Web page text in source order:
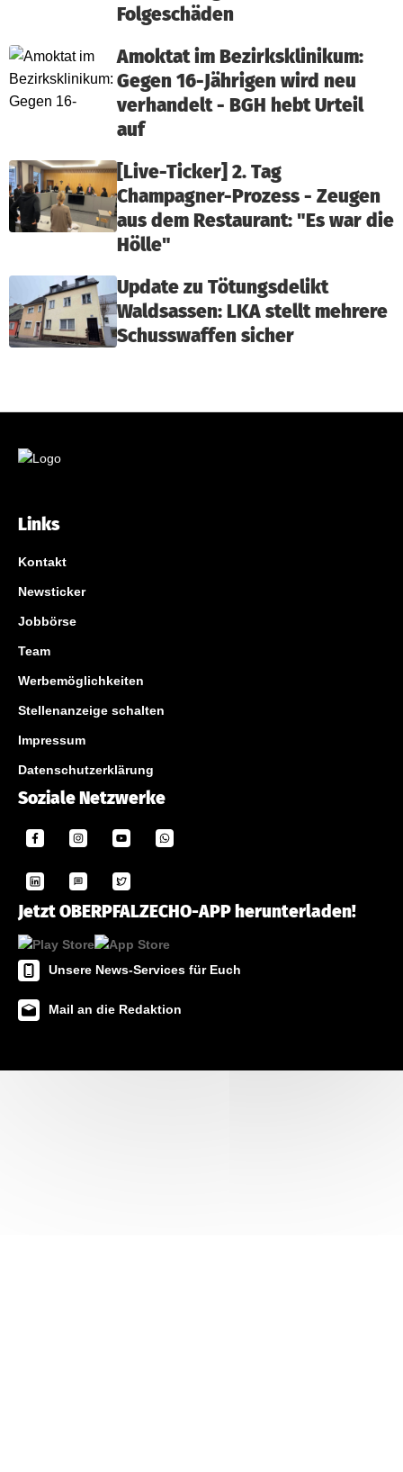
Folgeschäden
Amoktat im Bezirksklinikum:
Gegen 16-Jährigen wird neu
verhandelt - BGH hebt Urteil
auf
[Live-Ticker] 2. Tag
Champagner-Prozess - Zeugen
aus dem Restaurant: "Es war die
Hölle"
Update zu Tötungsdelikt
Waldsassen: LKA stellt mehrere
Schusswaffen sicher
Links
Kontakt
Newsticker
Jobbörse
Team
Werbemöglichkeiten
Stellenanzeige schalten
Impressum
Datenschutzerklärung
Soziale Netzwerke
Jetzt OBERPFALZECHO-APP herunterladen!
Unsere News-Services für Euch
Mail an die Redaktion